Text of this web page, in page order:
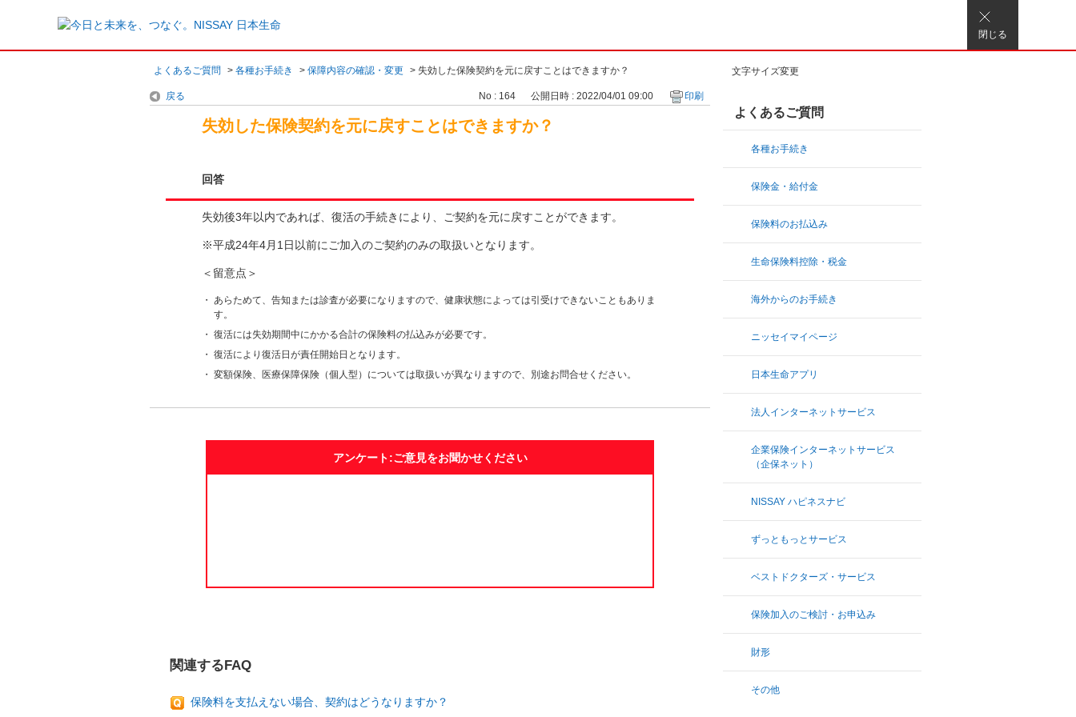
閉じる
文字サイズ変更
よくあるご質問 > 各種お手続き > 保障内容の確認・変更 > 失効した保険契約を元に戻すことはできますか？
よくあるご質問
各種お手続き
保険金・給付金
保険料のお払込み
生命保険料控除・税金
海外からのお手続き
ニッセイマイページ
日本生命アプリ
法人インターネットサービス
企業保険インターネットサービス
（企保ネット）
NISSAY ハピネスナビ
ずっともっとサービス
ベストドクターズ・サービス
保険加入のご検討・お申込み
財形
その他
戻る No : 164 公開日時 : 2022/04/01 09:00 印刷
失効した保険契約を元に戻すことはできますか？
回答
失効後3年以内であれば、復活の手続きにより、ご契約を元に戻すことができます。
※平成24年4月1日以前にご加入のご契約のみの取扱いとなります。
＜留意点＞
・ あらためて、告知または診査が必要になりますので、健康状態によっては引受けできないこともありま
す。
・ 復活には失効期間中にかかる合計の保険料の払込みが必要です。
・ 復活により復活日が責任開始日となります。
・ 変額保険、医療保障保険（個人型）については取扱いが異なりますので、別途お問合せください。
アンケート:ご意見をお聞かせください
関連するFAQ
保険料を支払えない場合、契約はどうなりますか？